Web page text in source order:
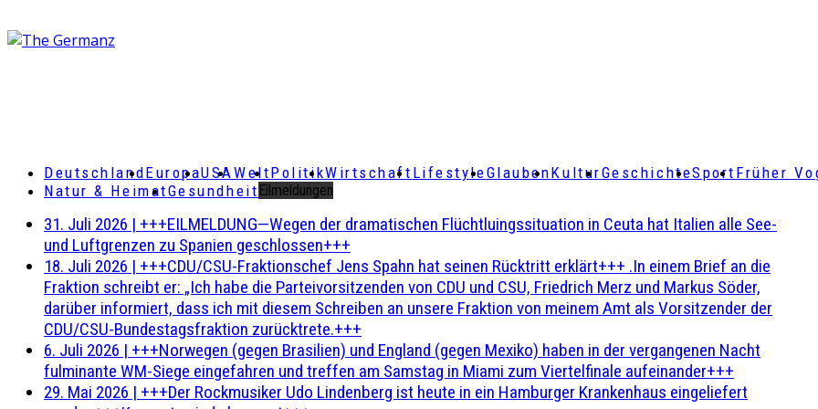
DeutschlandEuropaUSAWeltPolitikWirtschaft LifestyleGlaubenKulturGeschichteSport Früher
Natur & HeimatGesundheit Eilmeldungen
31. Juli 2026 | +++EILMELDUNG—Wegen der dramatischen Flüchtluingssituation in Ceuta hat Italien alle See-
und Luftgrenzen zu Spanien geschlossen+++
18. Juli 2026 | +++CDU/CSU-Fraktionschef Jens Spahn hat seinen Rücktritt erklärt+++ .In einem Brief an die
Fraktion schreibt er: „Ich habe die Parteivorsitzenden von CDU und CSU, Friedrich Merz und Markus Söder,
darüber informiert, dass ich mit diesem Schreiben an unsere Fraktion von meinem Amt als Vorsitzender der
CDU/CSU-Bundestagsfraktion zurücktrete.+++
6. Juli 2026 | +++Norwegen (gegen Brasilien) und England (gegen Mexiko) haben in der vergangenen Nacht
fulminante WM-Siege eingefahren und treffen am Samstag in Miami zum Viertelfinale aufeinander+++
29. Mai 2026 | +++Der Rockmusiker Udo Lindenberg ist heute in ein Hamburger Krankenhaus eingeliefert